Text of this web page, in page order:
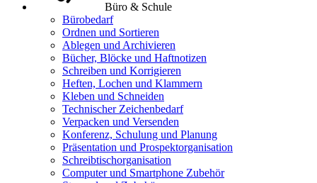
Büro & Schule
Bürobedarf
Ordnen und Sortieren
Ablegen und Archivieren
Bücher, Blöcke und Haftnotizen
Schreiben und Korrigieren
Heften, Lochen und Klammern
Kleben und Schneiden
Technischer Zeichenbedarf
Verpacken und Versenden
Konferenz, Schulung und Planung
Präsentation und Prospektorganisation
Schreibtischorganisation
Computer und Smartphone Zubehör